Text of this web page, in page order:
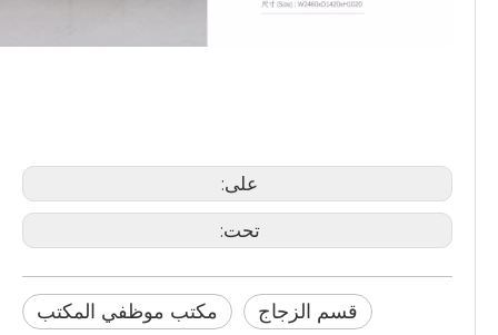
على:
تحت:
مكتب موظفي المكتب
قسم الزجاج